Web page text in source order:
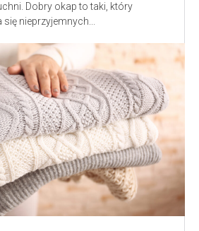
Dobry okap to taki, który
nieprzyjemnych...